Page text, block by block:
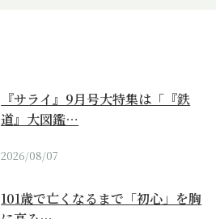
『サライ』9月号大特集は「『鉄
道』大図鑑…
2026/08/07
101歳で亡くなるまで「初心」を胸